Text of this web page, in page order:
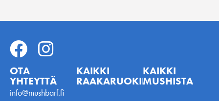
OTA
YHTEYTTÄ
info@mushbarf.fi
KAIKKI
RAAKARUOKINNASTA
KAIKKI
MUSHISTA